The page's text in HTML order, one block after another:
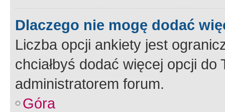
Dlaczego nie mogę dodać
Liczba opcji ankiety jest
chciałbyś dodać więcej opcji
administratorem forum.
Góra